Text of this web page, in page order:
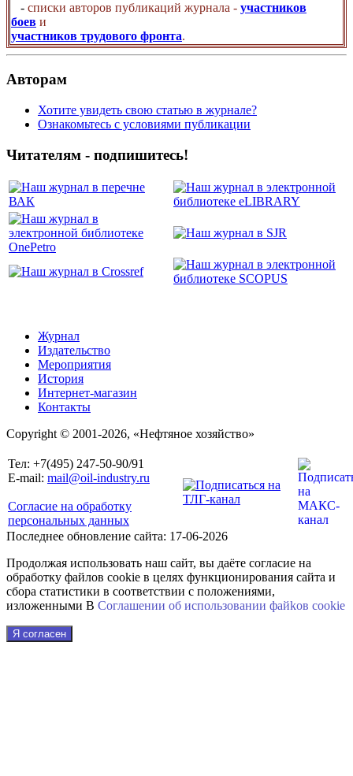
- списки авторов публикаций журнала - участников
боев и
участников трудового фронта.
Авторам
Хотите увидеть свою статью в журнале?
Ознакомьтесь с условиями публикации
Читателям - подпишитесь!
Журнал
Издательство
Мероприятия
История
Интернет-магазин
Контакты
Copyright © 2001-2026, «Нефтяное хозяйство»
Тел: +7(495) 247-50-90/91
E-mail: mail@oil-industry.ru
Согласие на обработку
персональных данных
Последнее обновление сайта: 17-06-2026
Продолжая использовать наш сайт, вы даёте согласие на
обработку файлов cookie в целях функционирования сайта и
сбора статистики в соответствии с положениями,
изложенными В Соглашении об использовании файkов cookie
Я согласен